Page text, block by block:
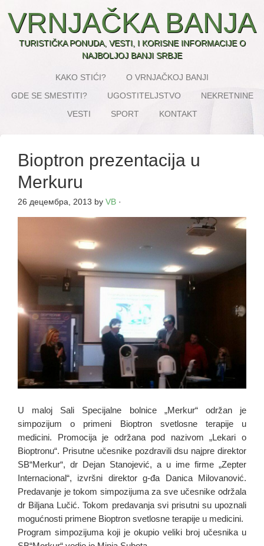
VRNJAČKA BANJA
TURISTIČKA PONUDA, VESTI, I KORISNE INFORMACIJE O
NAJBOLJOJ BANJI SRBJE
KAKO STIĆI?
O VRNJAČKOJ BANJI
GDE SE SMESTITI?
UGOSTITELJSTVO
NEKRETNINE
VESTI
SPORT KONTAKT
Bioptron prezentacija u
Merkuru
26 децембра, 2013 by VB ·
U maloj Sali Specijalne bolnice „Merkur“ održan je
simpozijum o primeni Bioptron svetlosne terapije u
medicini. Promocija je održana pod nazivom „Lekari o
Bioptronu“. Prisutne učesnike pozdravili dsu najpre direktor
SB“Merkur“, dr Dejan Stanojević, a u ime firme „Zepter
Internacional“, izvršni direktor g-đa Danica Milovanović.
Predavanje je tokom simpozijuma za sve učesnike održala
dr Biljana Lučić. Tokom predavanja svi prisutni su upoznali
mogućnosti primene Bioptron svetlosne terapije u medicini.
Program simpozijuma koji je okupio veliki broj učesnika u